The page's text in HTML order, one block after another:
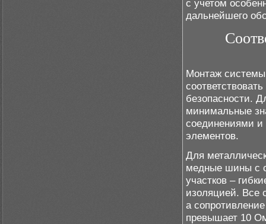
с учетом
дальнейшего
Монтаж
безопасности.
минимальные
соединениями и
элементов.
Для
медные шины с
участков –
изоляцией. Все
а
превышает 10